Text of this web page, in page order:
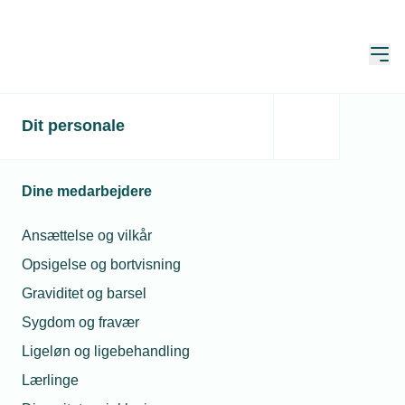
Dit personale
Dine medarbejdere
Ansættelse og vilkår
Opsigelse og bortvisning
Graviditet og barsel
Sygdom og fravær
Ligeløn og ligebehandling
Lærlinge
Glemt adgangskode?
Indtast din e-mailadresse herunder og tryk send. Du
din adgangskode.
Indtast din e-mail*
Send